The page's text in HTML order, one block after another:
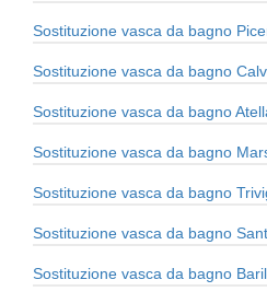
Sostituzione vasca da bagno
Sostituzione vasca da bagno
Sostituzione vasca da bagno
Sostituzione vasca da bagno
Sostituzione vasca da bagno
Sostituzione vasca da bagno
Sostituzione vasca da bagno